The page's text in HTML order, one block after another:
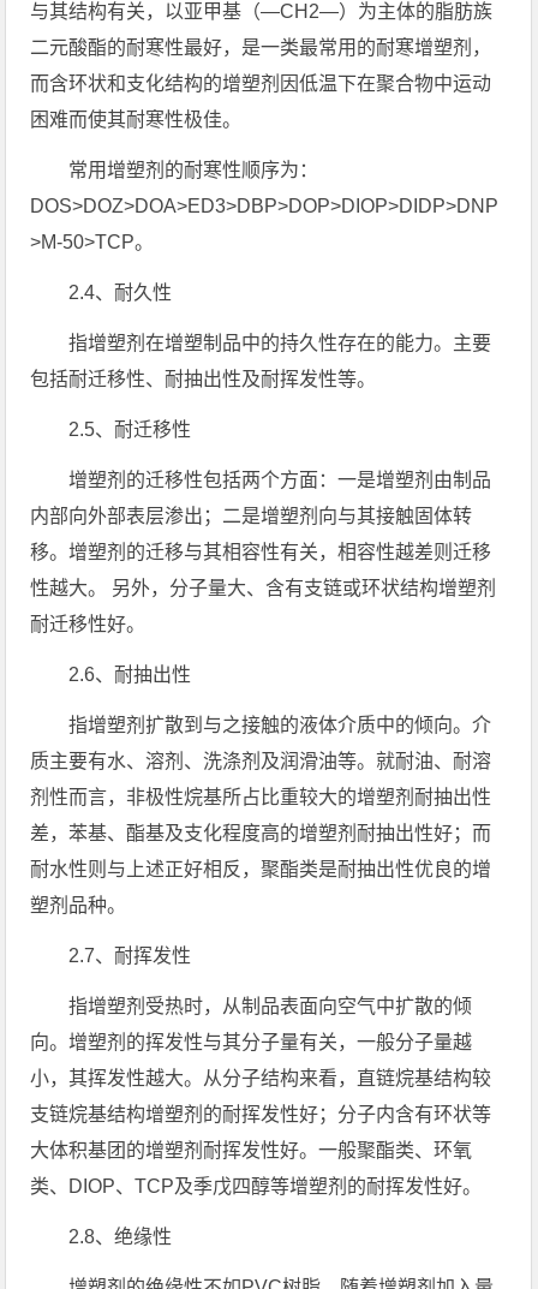
与其结构有关，以亚甲基（—CH2—）为主体的脂肪族
二元酸酯的耐寒性最好，是一类最常用的耐寒增塑剂，
而含环状和支化结构的增塑剂因低温下在聚合物中运动
困难而使其耐寒性极佳。
常用增塑剂的耐寒性顺序为：
DOS>DOZ>DOA>ED3>DBP>DOP>DIOP>DIDP>DNP
>M-50>TCP。
2.4、耐久性
指增塑剂在增塑制品中的持久性存在的能力。主要
包括耐迁移性、耐抽出性及耐挥发性等。
2.5、耐迁移性
增塑剂的迁移性包括两个方面：一是增塑剂由制品
内部向外部表层渗出；二是增塑剂向与其接触固体转
移。增塑剂的迁移与其相容性有关，相容性越差则迁移
性越大。 另外，分子量大、含有支链或环状结构增塑剂
耐迁移性好。
2.6、耐抽出性
指增塑剂扩散到与之接触的液体介质中的倾向。介
质主要有水、溶剂、洗涤剂及润滑油等。就耐油、耐溶
剂性而言，非极性烷基所占比重较大的增塑剂耐抽出性
差，苯基、酯基及支化程度高的增塑剂耐抽出性好；而
耐水性则与上述正好相反，聚酯类是耐抽出性优良的增
塑剂品种。
2.7、耐挥发性
指增塑剂受热时，从制品表面向空气中扩散的倾
向。增塑剂的挥发性与其分子量有关，一般分子量越
小，其挥发性越大。从分子结构来看，直链烷基结构较
支链烷基结构增塑剂的耐挥发性好；分子内含有环状等
大体积基团的增塑剂耐挥发性好。一般聚酯类、环氧
类、DIOP、TCP及季戊四醇等增塑剂的耐挥发性好。
2.8、绝缘性